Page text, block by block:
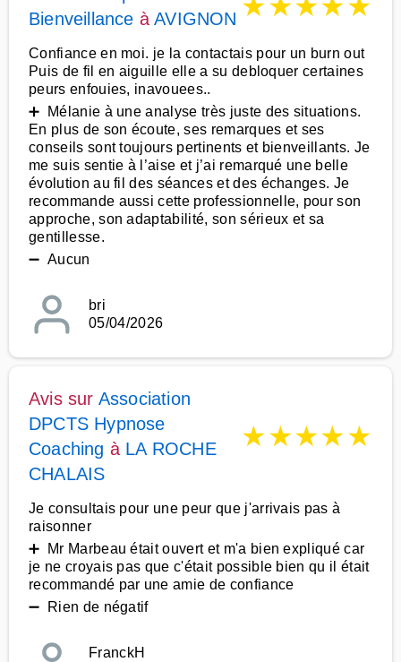
Bienveillance àAVIGNON
Confiance en moi. je la contactais pour un burn out
Puis de fil en aiguille elle a su debloquer certaines
peurs enfouies, inavouees..
➕ Mélanie à une analyse très juste des situations.
En plus de son écoute, ses remarques et ses
conseils sont toujours pertinents et bienveillants. Je
me suis sentie à l’aise et j’ai remarqué une belle
évolution au fil des séances et des échanges. Je
recommande aussi cette professionnelle, pour son
approche, son adaptabilité, son sérieux et sa
gentillesse.
➖ Aucun
bri
05/04/2026
Avis sur Association
DPCTS Hypnose
Coaching à LA ROCHE
CHALAIS
★★★★★
Je consultais pour une peur que j'arrivais pas à
raisonner
➕ Mr Marbeau était ouvert et m'a bien expliqué car
je ne croyais pas que c'était possible bien qu il était
recommandé par une amie de confiance
➖ Rien de négatif
FranckH